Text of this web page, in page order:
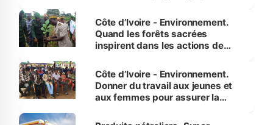
Côte d’Ivoire - Environnement.
Quand les forêts sacrées
inspirent dans les actions de
Côte d’Ivoire - Environnement.
Donner du travail aux jeunes et
aux femmes pour assurer la
menacées